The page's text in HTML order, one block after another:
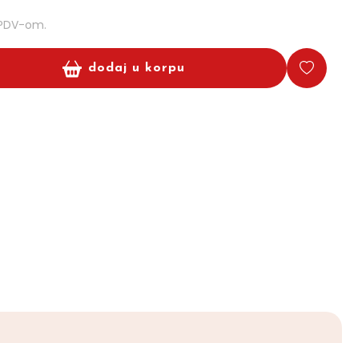
om.
dodaj u korpu